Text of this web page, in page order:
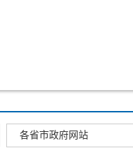
各省市政府网站